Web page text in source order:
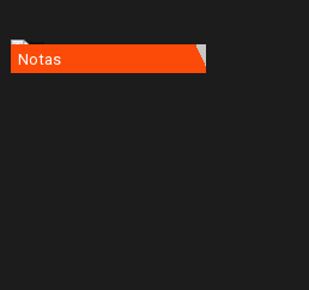
Notas